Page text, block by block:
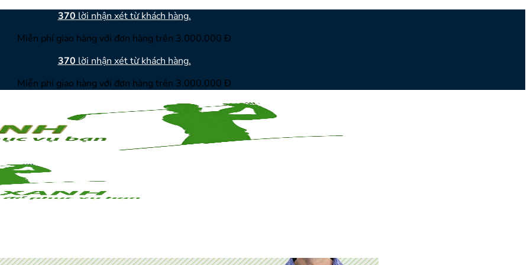
370 lời nhận xét từ khách hàng.
Miễn phí giao hàng với đơn hàng trên 3.000.000 Đ
370 lời nhận xét từ khách hàng.
Miễn phí giao hàng với đơn hàng trên 3.000.000 Đ